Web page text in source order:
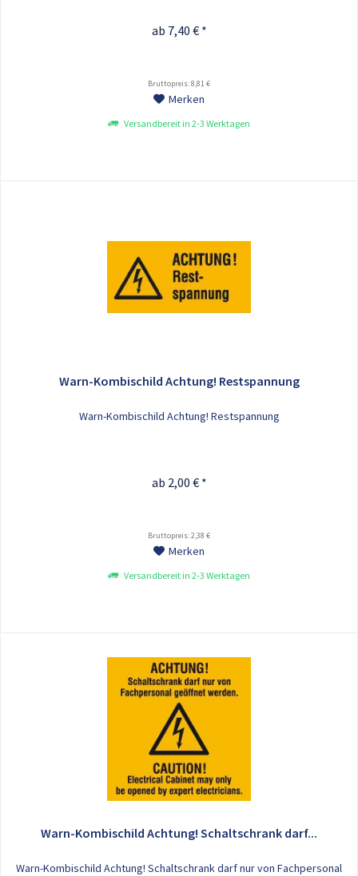
ab 7,40 € *
Bruttopreis: 8,81 €
Merken
Versandbereit in 2-3 Werktagen
Warn-Kombischild Achtung! Restspannung
Warn-Kombischild Achtung! Restspannung
ab 2,00 € *
Bruttopreis: 2,38 €
Merken
Versandbereit in 2-3 Werktagen
Warn-Kombischild Achtung! Schaltschrank darf...
Warn-Kombischild Achtung! Schaltschrank darf nur von Fachpersonal